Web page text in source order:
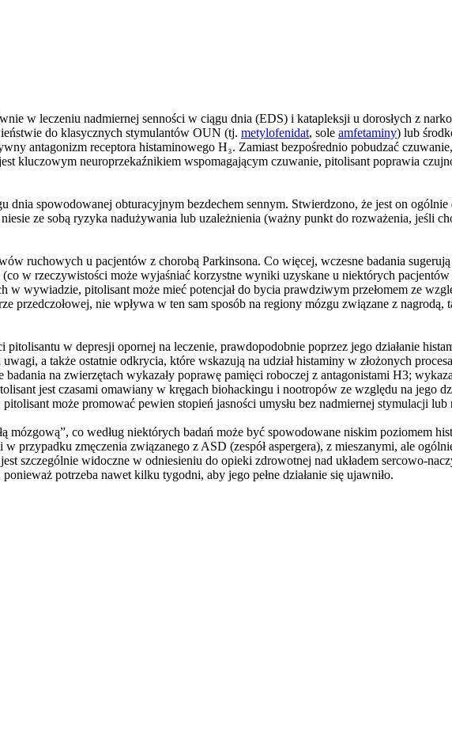
w leczeniu nadmiernej senności w ciągu dnia (EDS) i katapleksji u dorosłych z
do klasycznych stymulantów OUN (tj. metylofenidat, sole amfetaminy) lub
antagonizm receptora histaminowego H₃. Zamiast bezpośrednio pobudzać
kluczowym neuroprzekaźnikiem wspomagającym czuwanie, pitolisant poprawia
dnia spowodowanej obturacyjnym bezdechem sennym. Stwierdzono, że jest on
ze sobą ryzyka nadużywania lub uzależnienia (ważny punkt do rozważenia, jeśli
ruchowych u pacjentów z chorobą Parkinsona. Co więcej, wczesne badania
w rzeczywistości może wyjaśniać korzystne wyniki uzyskane u niektórych
wywiadzie, pitolisant może mieć potencjał do bycia prawdziwym przełomem ze
przedczołowej, nie wpływa w ten sam sposób na regiony mózgu związane z nagrodą,
w depresji opornej na leczenie, prawdopodobnie poprzez jego działanie
a także ostatnie odkrycia, które wskazują na udział histaminy w złożonych
na zwierzętach wykazały poprawę pamięci roboczej z antagonistami H3;
jest czasami omawiany w kręgach biohackingu i nootropów ze względu na jego
może promować pewien stopień jasności umysłu bez nadmiernej stymulacji lub
mózgową”, co według niektórych badań może być spowodowane niskim poziomem
przypadku zmęczenia związanego z ASD (zespół aspergera), z mieszanymi, ale
szczególnie widoczne w odniesieniu do opieki zdrowotnej nad układem sercowo-
potrzeba nawet kilku tygodni, aby jego pełne działanie się ujawniło.